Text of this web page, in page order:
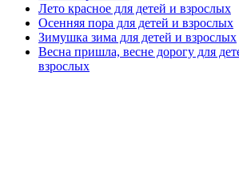
Лето красное для детей и взрослых
Осенняя пора для детей и взрослых
Зимушка зима для детей и взрослых
Весна пришла, весне дорогу для
взрослых